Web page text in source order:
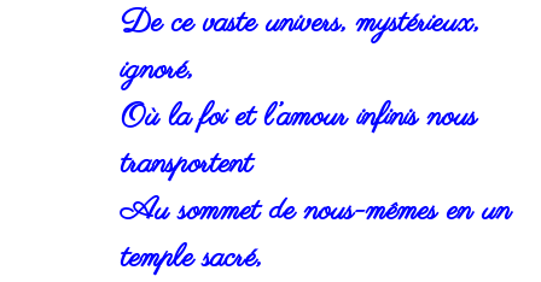
De ce vaste univers, mystérieux,
ignoré,
Où la foi et l’amour infinis nous
transportent
Au sommet de nous-mêmes en un
temple sacré,